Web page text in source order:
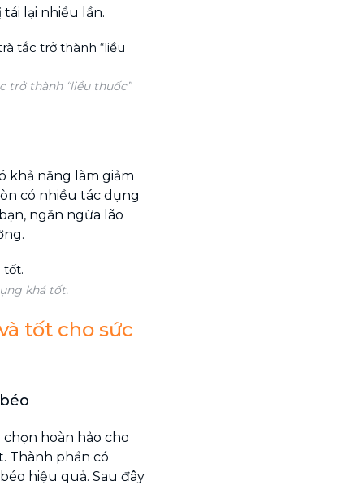
lại nhiều lần.
trở thành “liều thuốc”
khả năng làm giảm
có nhiều tác dụng
ngăn ngừa lão
khá tốt.
tốt cho sức
hoàn hảo cho
Thành phần có
hiệu quả. Sau đây